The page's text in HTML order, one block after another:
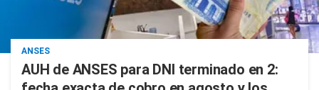
ANSES
AUH de ANSES para DNI terminado en 2: